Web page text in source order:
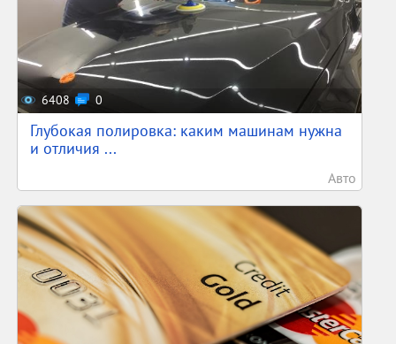
6408 0
Глубокая полировка: каким машинам нужна
и отличия ...
Авто